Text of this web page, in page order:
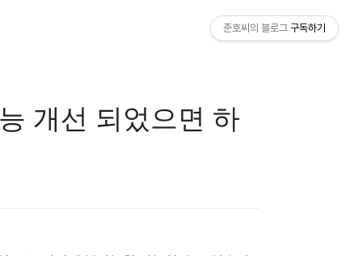
개선 되었으면 하
준호씨의 블로그 구독하기